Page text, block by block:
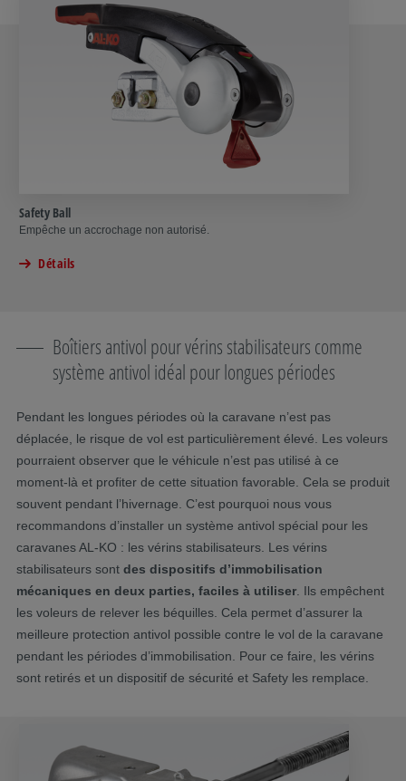
Safety Ball
Empêche un accrochage non autorisé.
Détails
Boîtiers antivol pour vérins stabilisateurs comme
système antivol idéal pour longues périodes
​Pendant les longues périodes où la caravane n’est pas
déplacée, le risque de vol est particulièrement élevé. Les voleurs
pourraient observer que le véhicule n’est pas utilisé à ce
moment-là et profiter de cette situation favorable. Cela se produit
souvent pendant l’hivernage. C’est pourquoi nous vous
recommandons d’installer un système antivol spécial pour les
caravanes AL-KO : les vérins stabilisateurs. Les vérins
stabilisateurs sont des dispositifs d’immobilisation
mécaniques en deux parties, faciles à utiliser . Ils empêchent
les voleurs de relever les béquilles. Cela permet d’assurer la
meilleure protection antivol possible contre le vol de la caravane
pendant les périodes d’immobilisation. Pour ce faire, les vérins
sont retirés et un dispositif de sécurité et Safety les remplace.